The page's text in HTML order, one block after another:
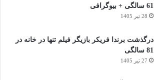
61 سالگی + بیوگرافی
28 تیر 1405
درگذشت برندا فریکر بازیگر فیلم تنها در خانه در
81 سالگی
27 تیر 1405